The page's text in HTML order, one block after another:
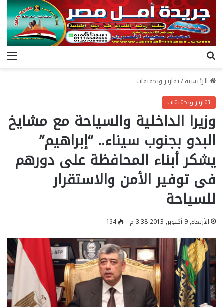
الرئيسية/تقارير وتحقيقات
تقارير وتحقيقات
وزيرا الداخلية والسياحة مع مشايخ
البدو بجنوب سيناء.. “إبراهيم”
يشكر أبناء المحافظة على دورهم
فى توفير الأمن والاستقرار
للسياحة
الأربعاء, 9 أكتوبر, 2013 3:38 م 134